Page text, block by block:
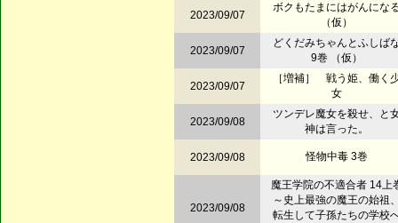
2023/09/07
ボクもたまにはがんにな
（仮）
2023/09/07
どくだみちゃんとふしば
9巻 （仮）
2023/09/07
［増補］ 戦う姫、働く
女
2023/09/08
ツンデレ魔女を殺せ、と
神は言った。
2023/09/08 怪物中毒 3巻
2023/09/08
魔王学院の不適合者 14上
～史上最強の魔王の始祖
転生して子孫たちの学校